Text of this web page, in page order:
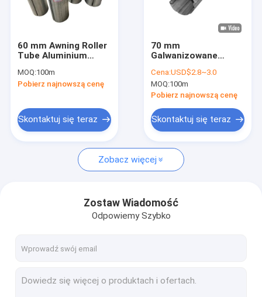
Wycieczka po fabryce
Nowości
Poproś o wycenę
Zdejmowalne urządzenia do osłony
Zdejmowalne markizy okienne
Zdejmowalna ściana dachowa
60 mm Awning Roller
Tube Aluminium
MOQ:100m
Pobierz najnowszą cenę
Skontaktuj się teraz
70 mm
Galwanizowane
Awning Steel Awning
Roller Tube
Assembly
Cena:USD$2.8~3.0
MOQ:100m
Pobierz najnowszą cenę
Skontaktuj się teraz
Zobacz więcej
Zostaw Wiadomość
Odpowiemy Szybko